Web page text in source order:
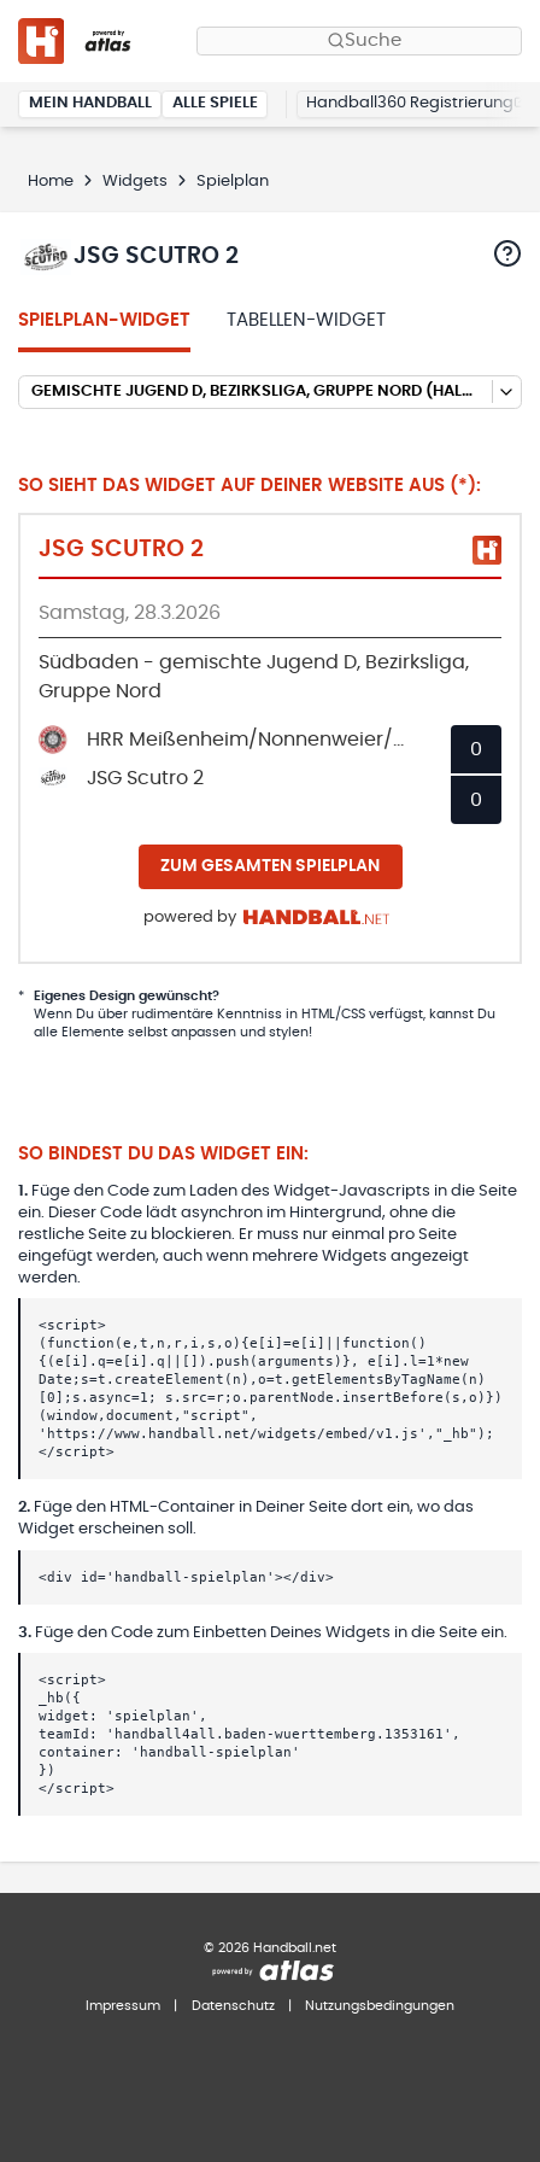
Suche
MEIN HANDBALL ALLE SPIELE Handball360 Registrierung
Home Widgets Spielplan
JSG SCUTRO 2
SPIELPLAN-WIDGET TABELLEN-WIDGET
GEMISCHTE JUGEND D, BEZIRKSLIGA, GRUPPE NORD (HALLENRUNDE 2025/2026)
SO SIEHT DAS WIDGET AUF DEINER WEBSITE AUS (*):
JSG SCUTRO 2
Samstag, 28.3.2026
Südbaden - gemischte Jugend D, Bezirksliga,
Gruppe Nord
JSG Scutro 2
0
0
ZUM GESAMTEN SPIELPLAN
powered by
*
Eigenes Design gewünscht?
Wenn Du über rudimentäre Kenntniss in HTML/CSS verfügst, kannst Du
alle Elemente selbst anpassen und stylen!
SO BINDEST DU DAS WIDGET EIN:
1 . Füge den Code zum Laden des Widget-Javascripts in die Seite
ein. Dieser Code lädt asynchron im Hintergrund, ohne die
restliche Seite zu blockieren. Er muss nur einmal pro Seite
eingefügt werden, auch wenn mehrere Widgets angezeigt
werden.
<script>
(function(e,t,n,r,i,s,o){e[i]=e[i]||function()
{(e[i].q=e[i].q||[]).push(arguments)}, e[i].l=1*new
Date;s=t.createElement(n),o=t.getElementsByTagName(n)
[0];s.async=1; s.src=r;o.parentNode.insertBefore(s,o)})
(window,document,"script",
'https://www.handball.net/widgets/embed/v1.js',"_hb");
</script>
2. Füge den HTML-Container in Deiner Seite dort ein, wo das
Widget erscheinen soll.
<div id='handball-spielplan'></div>
3. Füge den Code zum Einbetten Deines Widgets in die Seite ein.
<script>
_hb({
widget: 'spielplan',
teamId: 'handball4all.baden-wuerttemberg.1353161',
container: 'handball-spielplan'
})
</script>
© 2026 Handball.net
Impressum Datenschutz Nutzungsbedingungen